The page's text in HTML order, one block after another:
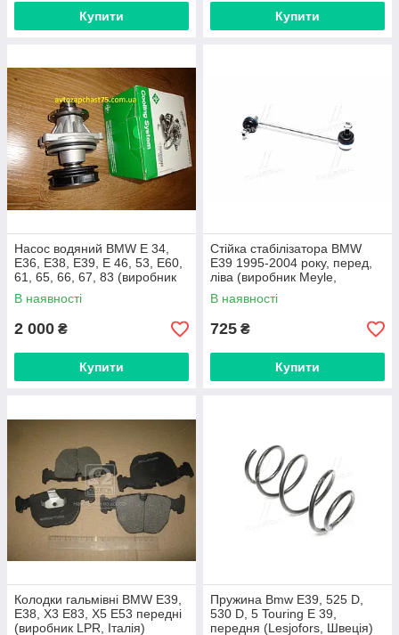
Купити Купити
Насос водяний BMW E 34,
E36, E38, E39, E 46, 53, E60,
61, 65, 66, 67, 83 (виробник
Ina, Німеччина)
В наявності
2 000 ₴
Купити
Стійка стабілізатора BMW
E39 1995-2004 року, перед,
ліва (виробник Meyle,
Німеччина)
В наявності
725 ₴
Купити
Колодки гальмівні BMW E39,
E38, X3 E83, X5 E53 передні
(виробник LPR, Італія)
Пружина Bmw E39, 525 D,
530 D, 5 Touring E 39,
передня (Lesjofors, Швеція)